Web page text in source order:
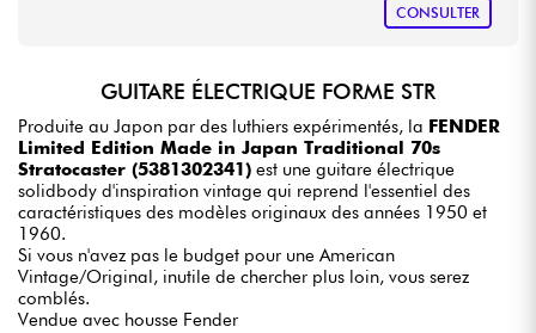
CONSULTER
GUITARE ÉLECTRIQUE FORME STR
Produite au Japon par des luthiers expérimentés, la FENDER
Limited Edition Made in Japan Traditional 70s
Stratocaster (5381302341) est une guitare électrique
solidbody d'inspiration vintage qui reprend l'essentiel des
caractéristiques des modèles originaux des années 1950 et
1960.
Si vous n'avez pas le budget pour une American
Vintage/Original, inutile de chercher plus loin, vous serez
comblés.
Vendue avec housse Fender